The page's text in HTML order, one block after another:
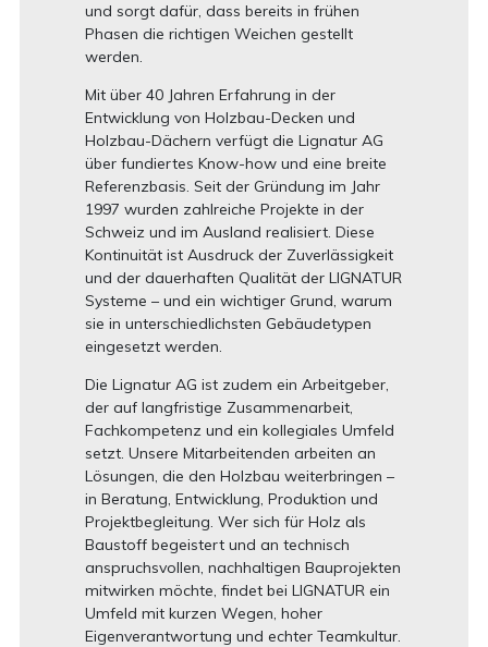
und sorgt dafür, dass bereits in frühen
Phasen die richtigen Weichen gestellt
werden.
Mit über 40 Jahren Erfahrung in der
Entwicklung von Holzbau-Decken und
Holzbau-Dächern verfügt die Lignatur AG
über fundiertes Know-how und eine breite
Referenzbasis. Seit der Gründung im Jahr
1997 wurden zahlreiche Projekte in der
Schweiz und im Ausland realisiert. Diese
Kontinuität ist Ausdruck der Zuverlässigkeit
und der dauerhaften Qualität der LIGNATUR
Systeme – und ein wichtiger Grund, warum
sie in unterschiedlichsten Gebäudetypen
eingesetzt werden.
Die Lignatur AG ist zudem ein Arbeitgeber,
der auf langfristige Zusammenarbeit,
Fachkompetenz und ein kollegiales Umfeld
setzt. Unsere Mitarbeitenden arbeiten an
Lösungen, die den Holzbau weiterbringen –
in Beratung, Entwicklung, Produktion und
Projektbegleitung. Wer sich für Holz als
Baustoff begeistert und an technisch
anspruchsvollen, nachhaltigen Bauprojekten
mitwirken möchte, findet bei LIGNATUR ein
Umfeld mit kurzen Wegen, hoher
Eigenverantwortung und echter Teamkultur.